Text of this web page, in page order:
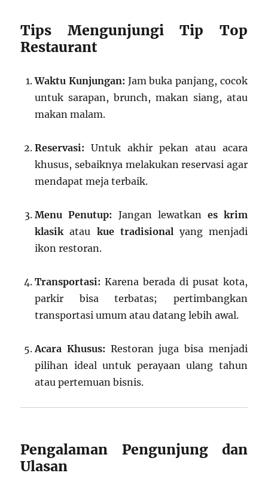
Tips Mengunjungi Tip Top
Restaurant
Waktu Kunjungan: Jam buka panjang, cocok
untuk sarapan, brunch, makan siang, atau
makan malam.
Reservasi: Untuk akhir pekan atau acara
khusus, sebaiknya melakukan reservasi agar
mendapat meja terbaik.
Menu Penutup: Jangan lewatkan es krim
klasikatau kue tradisionalyang menjadi
ikon restoran.
Transportasi: Karena berada di pusat kota,
parkir bisa terbatas; pertimbangkan
transportasi umum atau datang lebih awal.
Acara Khusus: Restoran juga bisa menjadi
pilihan ideal untuk perayaan ulang tahun
atau pertemuan bisnis.
Pengalaman Pengunjung dan
Ulasan